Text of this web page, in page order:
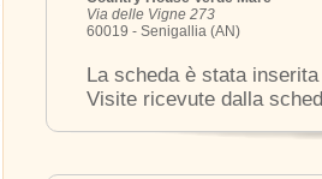
Via delle Vigne 273
60019 - Senigallia (AN)
La scheda è stata
Visite ricevute dalla